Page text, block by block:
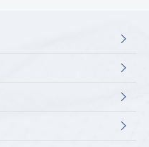



